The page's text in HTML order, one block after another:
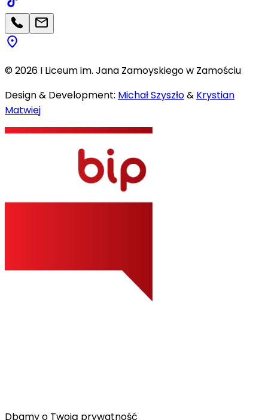
©2026 I Liceum im. Jana Zamoyskiego w Zamościu
Design & Development: Michał Szyszło& Krystian
Matwiej
Dbamy o Twoją prywatność